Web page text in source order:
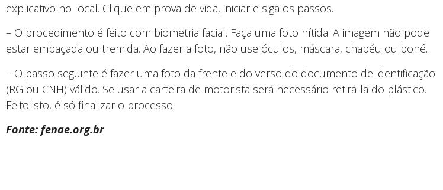
explicativo no local. Clique em prova de vida, iniciar e siga os passos.
– O procedimento é feito com biometria facial. Faça uma foto nítida. A imagem não pode
estar embaçada ou tremida. Ao fazer a foto, não use óculos, máscara, chapéu ou boné.
– O passo seguinte é fazer uma foto da frente e do verso do documento de identificação
(RG ou CNH) válido. Se usar a carteira de motorista será necessário retirá-la do plástico.
Feito isto, é só finalizar o processo.
Fonte: fenae.org.br